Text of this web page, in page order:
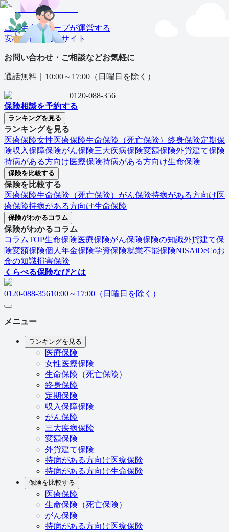
日本生命グループが運営する
安心の保険⽐較サイト
お問い合わせ・ご相談などお気軽に
通話無料｜ 10:00～17:00（日曜日を除く）
0120-088-356
保険相談を予約する
ランキングを見る
ランキングを見る
医療保険女性医療保険生命保険（死亡保険） 終身保険定期保
険収入保障保険がん保険三大疾病保険変額保険外貨建て保険
持病がある方向け医療保険持病がある方向け生命保険
保険を比較する
保険を比較する
医療保険生命保険（死亡保険） がん保険持病がある方向け医
療保険持病がある方向け生命保険
保険がわかるコラム
保険がわかるコラム
コラムTOP生命保険医療保険がん保険保険の知識外貨建て保
険変額保険個人年金保険学資保険就業不能保険NISAiDeCoお
金の知識損害保険
くらべる保険なびとは
0120-088-35610:00～17:00（日曜日を除く）
メニュー
ランキングを見る
医療保険
女性医療保険
生命保険（死亡保険）
終身保険
定期保険
収入保障保険
がん保険
三大疾病保険
変額保険
外貨建て保険
持病がある方向け医療保険
持病がある方向け生命保険
保険を比較する
医療保険
生命保険（死亡保険）
がん保険
持病がある方向け医療保険